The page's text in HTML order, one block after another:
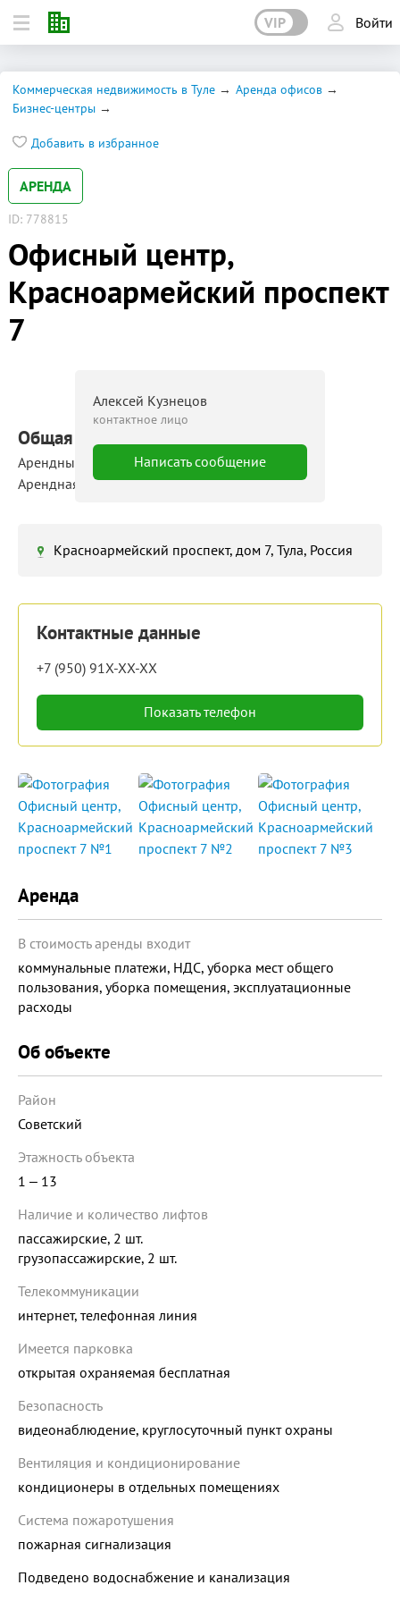
VIP Войти
Коммерческая недвижимость в Туле
Аренда офисов
Бизнес-центры
Добавить в избранное
АРЕНДА
ID: 778815
Офисный центр,
Красноармейский проспект
7
Алексей Кузнецов
контактное лицо
Написать сообщение
Общая площадь: 4 000 м²
Арендные площади: 17 ‒ 70 м²
Арендная ставка: 650 ‒ 1 350 руб./м²/мес
Красноармейский проспект, дом 7, Тула, Россия
Контактные данные
+7 (950) 91X-XX-XX
Показать телефон
Аренда
В стоимость аренды входит
коммунальные платежи, НДС, уборка мест общего
пользования, уборка помещения, эксплуатационные
расходы
Об объекте
Район
Советский
Этажность объекта
1 ‒ 13
Наличие и количество лифтов
пассажирские, 2 шт.
грузопассажирские, 2 шт.
Телекоммуникации
интернет, телефонная линия
Имеется парковка
открытая охраняемая бесплатная
Безопасность
видеонаблюдение, круглосуточный пункт охраны
Вентиляция и кондиционирование
кондиционеры в отдельных помещениях
Система пожаротушения
пожарная сигнализация
Подведено водоснабжение и канализация